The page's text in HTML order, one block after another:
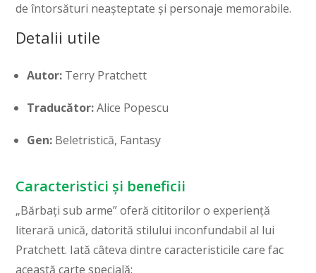
de întorsături neașteptate și personaje memorabile.
Detalii utile
Autor: Terry Pratchett
Traducător:Alice Popescu
Gen: Beletristică, Fantasy
Caracteristici și beneficii
„Bărbați sub arme” oferă cititorilor o experiență
literară unică, datorită stilului inconfundabil al lui
Pratchett. Iată câteva dintre caracteristicile care fac
această carte specială: